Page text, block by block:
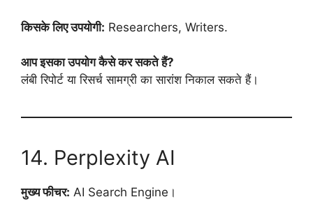
किसके लिए उपयोगी: Researchers, Writers.
आप इसका उपयोग कैसे कर सकते हैं?
लंबी रिपोर्ट या रिसर्च सामग्री का सारांश निकाल सकते हैं।
14. Perplexity AI
मुख्य फीचर: AI Search Engine।